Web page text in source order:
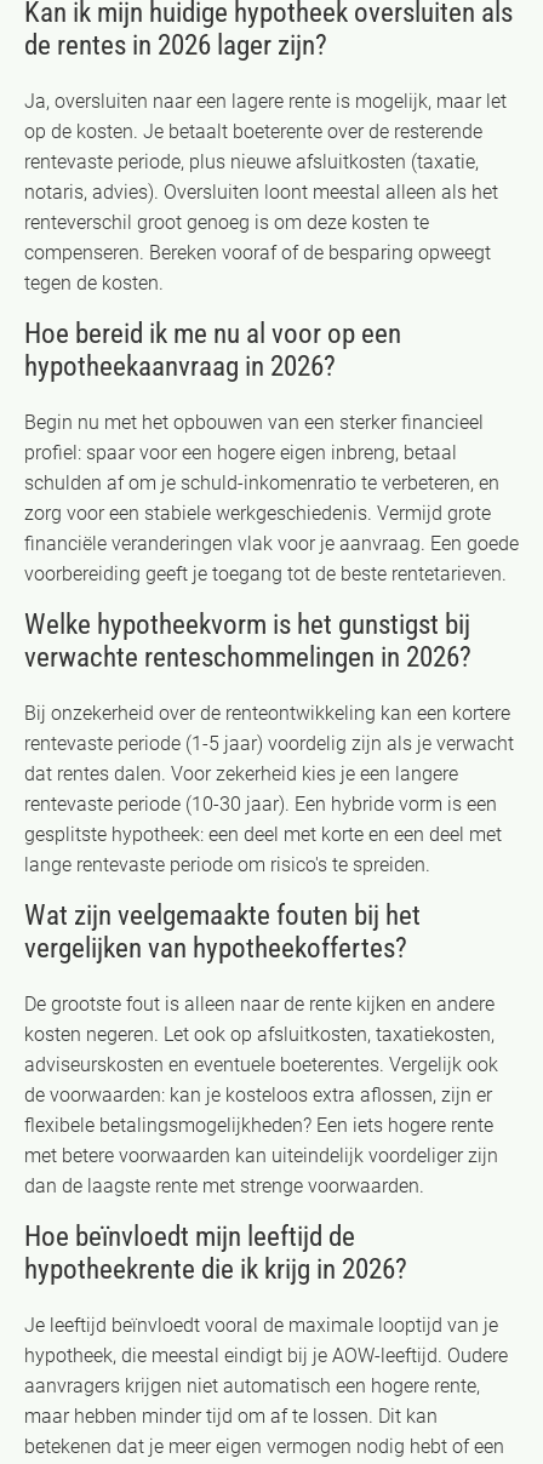
Kan ik mijn huidige hypotheek oversluiten als
de rentes in 2026 lager zijn?
Ja, oversluiten naar een lagere rente is mogelijk, maar let
op de kosten. Je betaalt boeterente over de resterende
rentevaste periode, plus nieuwe afsluitkosten (taxatie,
notaris, advies). Oversluiten loont meestal alleen als het
renteverschil groot genoeg is om deze kosten te
compenseren. Bereken vooraf of de besparing opweegt
tegen de kosten.
Hoe bereid ik me nu al voor op een
hypotheekaanvraag in 2026?
Begin nu met het opbouwen van een sterker financieel
profiel: spaar voor een hogere eigen inbreng, betaal
schulden af om je schuld-inkomenratio te verbeteren, en
zorg voor een stabiele werkgeschiedenis. Vermijd grote
financiële veranderingen vlak voor je aanvraag. Een goede
voorbereiding geeft je toegang tot de beste rentetarieven.
Welke hypotheekvorm is het gunstigst bij
verwachte renteschommelingen in 2026?
Bij onzekerheid over de renteontwikkeling kan een kortere
rentevaste periode (1-5 jaar) voordelig zijn als je verwacht
dat rentes dalen. Voor zekerheid kies je een langere
rentevaste periode (10-30 jaar). Een hybride vorm is een
gesplitste hypotheek: een deel met korte en een deel met
lange rentevaste periode om risico's te spreiden.
Wat zijn veelgemaakte fouten bij het
vergelijken van hypotheekoffertes?
De grootste fout is alleen naar de rente kijken en andere
kosten negeren. Let ook op afsluitkosten, taxatiekosten,
adviseurskosten en eventuele boeterentes. Vergelijk ook
de voorwaarden: kan je kosteloos extra aflossen, zijn er
flexibele betalingsmogelijkheden? Een iets hogere rente
met betere voorwaarden kan uiteindelijk voordeliger zijn
dan de laagste rente met strenge voorwaarden.
Hoe beïnvloedt mijn leeftijd de
hypotheekrente die ik krijg in 2026?
Je leeftijd beïnvloedt vooral de maximale looptijd van je
hypotheek, die meestal eindigt bij je AOW-leeftijd. Oudere
aanvragers krijgen niet automatisch een hogere rente,
maar hebben minder tijd om af te lossen. Dit kan
betekenen dat je meer eigen vermogen nodig hebt of een